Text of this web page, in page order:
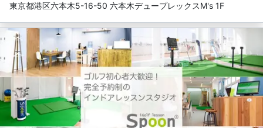
東京都港区六本木5-16-50 六本木デュープレックスM's 1F